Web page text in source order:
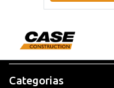
Categorias